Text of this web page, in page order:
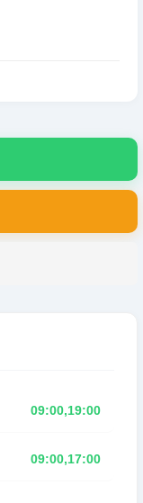
09:00,19:00
09:00,17:00